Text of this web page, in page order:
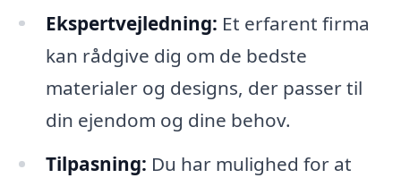
Ekspertvejledning: Et erfarent firma
kan rådgive dig om de bedste
materialer og designs, der passer til
din ejendom og dine behov.
Tilpasning: Du har mulighed for at